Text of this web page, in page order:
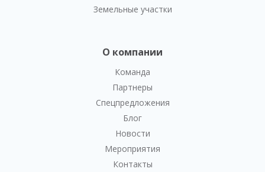
Земельные участки
О компании
Команда
Партнеры
Спецпредложения
Блог
Новости
Мероприятия
Контакты